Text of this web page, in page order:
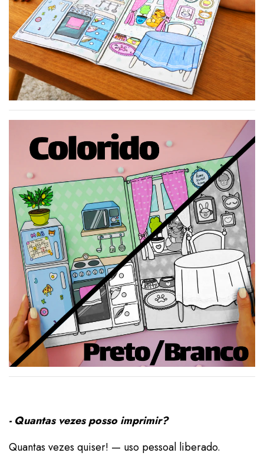
- Quantas vezes posso imprimir?
Quantas vezes quiser! — uso pessoal liberado.